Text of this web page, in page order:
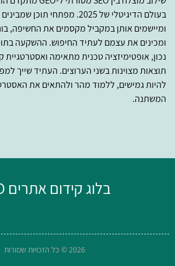
בעולם הדיגיטלי של 2025. מפתחי
ומיישמים אותן במקביל מקסמים את החשיפה,
ומכינים את עצמם לעתיד החיפוש. ההשקעה
נכון, אופטימיזציה טכנית מתאימה ואסטרטגיית
תוצאות מצוינות בשני הערוצים. העתיד שייך
להיות גמישים, ללמוד מהר ולהתאים את
המשתנה.
בלוג קידום אתרים SEO
2026 © כל הזכויות שמורות